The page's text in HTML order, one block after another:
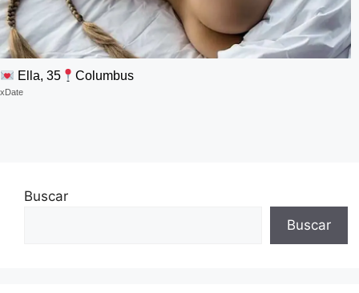
Ella, 35 Columbus
xDate
Buscar
Buscar